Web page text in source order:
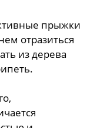
прыжки
отразиться
из дерева